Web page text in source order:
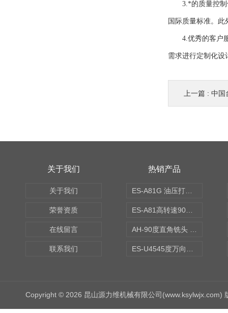
3.*的质量控制体
国际质量标准。
4.优秀的客户服
需求进行定制化设
上一篇 : 中国
关于我们
关于我们
荣誉资质
在线留言
联系我们
热销产品
Copyright © 2026 昆山源力维机械有限公司(www.ksylwjx.com)